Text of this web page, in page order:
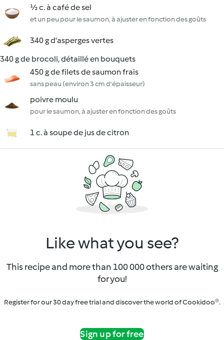
½ c. à café de sel
et un peu pour le saumon, à ajuster en fonction des goûts
340 g d'asperges vertes
340 g de brocoli, détaillé en bouquets
450 g de filets de saumon frais
sans peau (environ 3 cm d'épaisseur)
poivre moulu
pour le saumon, à ajuster en fonction des goûts
1 c. à soupe de jus de citron
Like what you see?
This recipe and more than 100 000 others are waiting
for you!
Register for our 30 day free trial and discover the world of Cookidoo®.
Sign up for free